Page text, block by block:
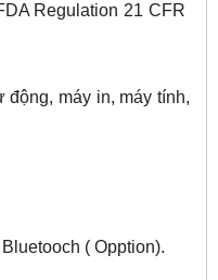
Regulation 21 CFR
máy in, máy tính,
( Opption).